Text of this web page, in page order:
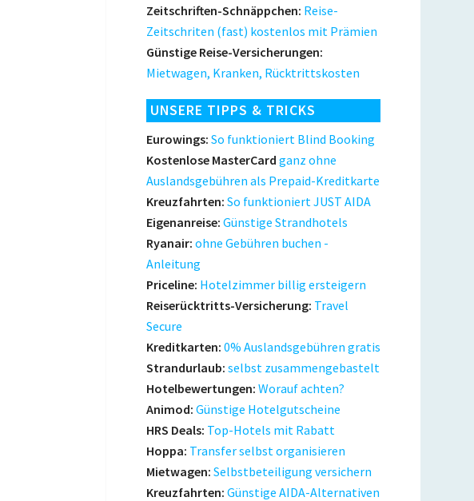
Zeitschriften-Schnäppchen: Reise-
Zeitschriten (fast) kostenlos mit Prämien
Günstige Reise-Versicherungen:
Mietwagen, Kranken, Rücktrittskosten
UNSERE TIPPS & TRICKS
Eurowings: So funktioniert Blind Booking
Kostenlose MasterCard ganz ohne
Auslandsgebühren als Prepaid-Kreditkarte
Kreuzfahrten: So funktioniert JUST AIDA
Eigenanreise: Günstige Strandhotels
Ryanair: ohne Gebühren buchen -
Anleitung
Priceline: Hotelzimmer billig ersteigern
Reiserücktritts-Versicherung: Travel
Secure
Kreditkarten: 0% Auslandsgebühren gratis
Strandurlaub: selbst zusammengebastelt
Hotelbewertungen: Worauf achten?
Animod: Günstige Hotelgutscheine
HRS Deals: Top-Hotels mit Rabatt
Hoppa: Transfer selbst organisieren
Mietwagen: Selbstbeteiligung versichern
Kreuzfahrten: Günstige AIDA-Alternativen